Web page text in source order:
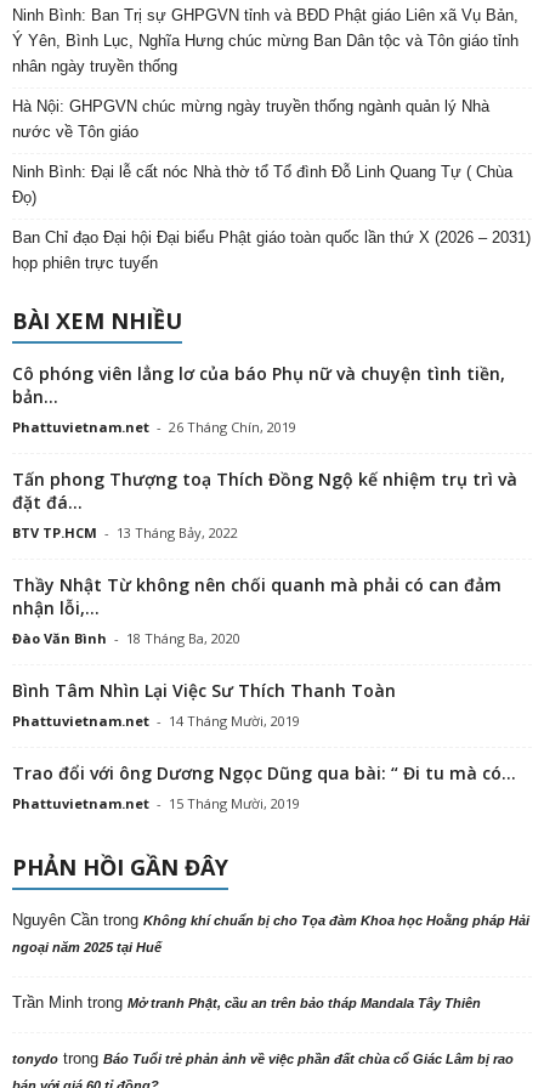
Ninh Bình: Ban Trị sự GHPGVN tỉnh và BĐD Phật giáo Liên xã Vụ Bản,
Ý Yên, Bình Lục, Nghĩa Hưng chúc mừng Ban Dân tộc và Tôn giáo tỉnh
nhân ngày truyền thống
Hà Nội: GHPGVN chúc mừng ngày truyền thống ngành quản lý Nhà
nước về Tôn giáo
Ninh Bình: Đại lễ cất nóc Nhà thờ tổ Tổ đình Đỗ Linh Quang Tự ( Chùa
Đọ)
Ban Chỉ đạo Đại hội Đại biểu Phật giáo toàn quốc lần thứ X (2026 – 2031)
họp phiên trực tuyến
BÀI XEM NHIỀU
Cô phóng viên lẳng lơ của báo Phụ nữ và chuyện tình tiền,
bản...
Phattuvietnam.net - 26 Tháng Chín, 2019
Tấn phong Thượng toạ Thích Đồng Ngộ kế nhiệm trụ trì và
đặt đá...
BTV TP.HCM - 13 Tháng Bảy, 2022
Thầy Nhật Từ không nên chối quanh mà phải có can đảm
nhận lỗi,...
Đào Văn Bình - 18 Tháng Ba, 2020
Bình Tâm Nhìn Lại Việc Sư Thích Thanh Toàn
Phattuvietnam.net - 14 Tháng Mười, 2019
Trao đổi với ông Dương Ngọc Dũng qua bài: “ Đi tu mà có...
Phattuvietnam.net - 15 Tháng Mười, 2019
PHẢN HỒI GẦN ĐÂY
Nguyên Cần trong Không khí chuẩn bị cho Tọa đàm Khoa học Hoằng pháp Hải
ngoại năm 2025 tại Huế
Trần Minh trong Mở tranh Phật, cầu an trên bảo tháp Mandala Tây Thiên
tonydo trong Báo Tuổi trẻ phản ảnh về việc phần đất chùa cổ Giác Lâm bị rao